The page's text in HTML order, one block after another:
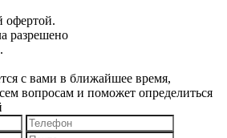
офертой.
разрешено
с вами в ближайшее время,
вопросам и поможет определиться